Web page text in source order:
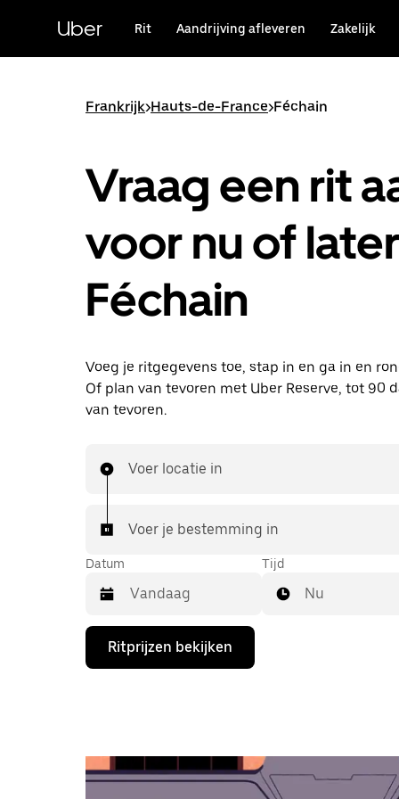
hoofdinhoudUber Rit Aandrijving afleveren Zakelijk
Frankrijk>Hauts-de-France>Féchain
Vraag een rit
voor nu of
Féchain
Voeg je ritgegevens toe, stap in en ga in en
Of plan van tevoren met Uber Reserve, tot 90
van tevoren.
Voer locatie in
Voer je bestemming in
Datum
Druk
de
te
openen
Tijd
Nu
Ritprijzen bekijken